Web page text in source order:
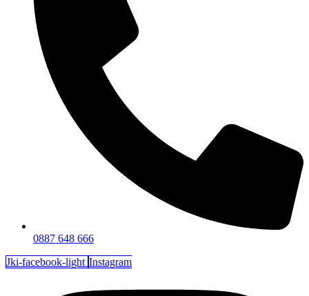
0887 648 666
Jki-facebook-light Instagram